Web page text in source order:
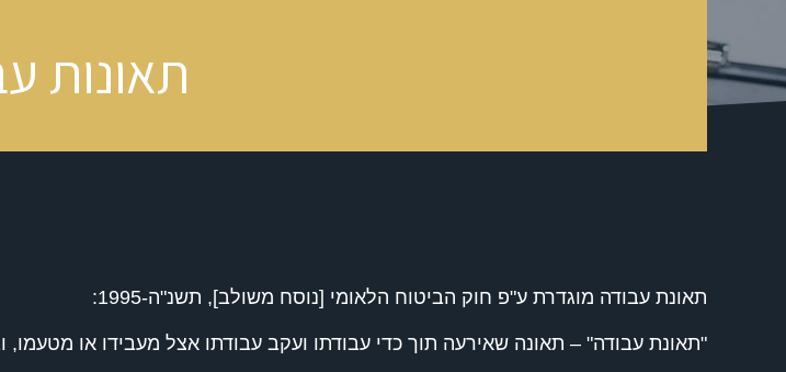
תאונות
תאונת עבודה מוגדרת ע"פ חוק הביטוח הלאומי [נוסח משולב], תשנ"ה-1995:
"תאונת עבודה" – תאונה שאירעה תוך כדי עבודתו ועקב עבודתו אצל מעבידו או מטעמו,